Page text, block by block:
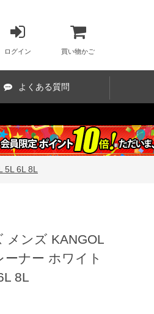
ログイン 買い物かご
よくある質問
6L 8L
メンズ KANGOL
ナー ホワイト
8L